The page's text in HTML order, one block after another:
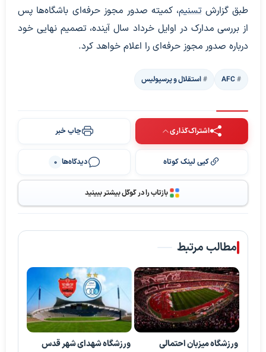
طبق گزارش تسنیم، کمیته صدور مجوز حرفه‌ای باشگاه‌ها پس
از بررسی مدارک در اوایل خرداد سال آینده، تصمیم نهایی خود
درباره صدور مجوز حرفه‌ای را اعلام خواهد کرد.
AFC استقلال و پرسپولیس
اشتراک‌گذاری چاپ خبر
کپی لینک کوتاه دیدگاه‌ها 0
بازتاب را در گوگل بیشتر ببینید
مطالب مرتبط
ورزشگاه میزبان احتمالی
ورزشگاه شهدای شهر قدس